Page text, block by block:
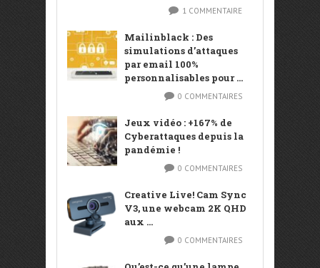
1 COMMENTAIRE
Mailinblack : Des
simulations d’attaques
par email 100%
personnalisables pour ...
0 COMMENTAIRES
Jeux vidéo : +167% de
Cyberattaques depuis la
pandémie !
0 COMMENTAIRES
Creative Live! Cam Sync
V3, une webcam 2K QHD
aux ...
0 COMMENTAIRES